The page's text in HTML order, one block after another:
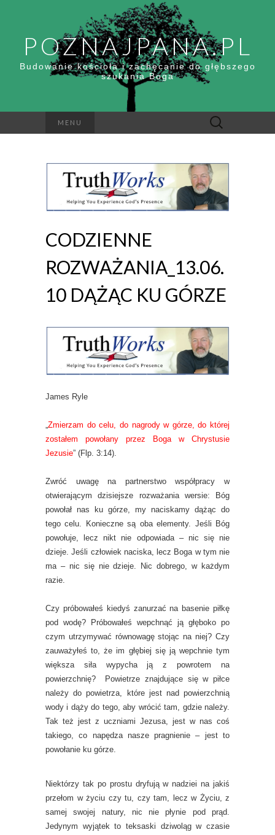
POZNAJPANA.PL
Budowanie kościoła i zachęcanie do głębszego
szukania Boga
MENU Szukaj:
CODZIENNE
ROZWAŻANIA_13.06.
10 DĄŻĄC KU GÓRZE
James Ryle
„Zmierzam do celu, do nagrody w górze, do której
zostałem powołany przez Boga w Chrystusie
Jezusie” (Flp. 3:14).
Zwróć uwagę na partnerstwo współpracy w
otwierającym dzisiejsze rozważania wersie: Bóg
powołał nas ku górze, my naciskamy dążąc do
tego celu. Konieczne są oba elementy. Jeśli Bóg
powołuje, lecz nikt nie odpowiada – nic się nie
dzieje. Jeśli człowiek naciska, lecz Boga w tym nie
ma – nic się nie dzieje. Nic dobrego, w każdym
razie.
Czy próbowałeś kiedyś zanurzać na basenie piłkę
pod wodę? Próbowałeś wepchnąć ją głęboko po
czym utrzymywać równowagę stojąc na niej? Czy
zauważyłeś to, że im głębiej się ją wepchnie tym
większa siła wypycha ją z powrotem na
powierzchnię? Powietrze znajdujące się w piłce
należy do powietrza, które jest nad powierzchnią
wody i dąży do tego, aby wrócić tam, gdzie należy.
Tak też jest z uczniami Jezusa, jest w nas coś
takiego, co napędza nasze pragnienie – jest to
powołanie ku górze.
Niektórzy tak po prostu dryfują w nadziei na jakiś
przełom w życiu czy tu, czy tam, lecz w Życiu, z
samej swojej natury, nic nie płynie pod prąd.
Jedynym wyjątek to teksaski dziwoląg w czasie